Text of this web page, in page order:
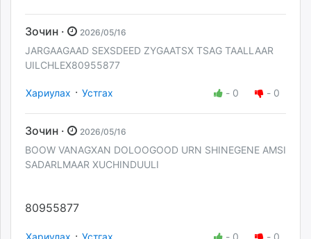
Зочин · 2026/05/16
JARGAAGAAD SEXSDEED ZYGAATSX TSAG TAALLAAR
UILCHLEX80955877
Хариулах · Устгах - 0 - 0
Зочин · 2026/05/16
BOOW VANAGXAN DOLOOGOOD URN SHINEGENE AMSI
SADARLMAAR XUCHINDUULI
80955877
·